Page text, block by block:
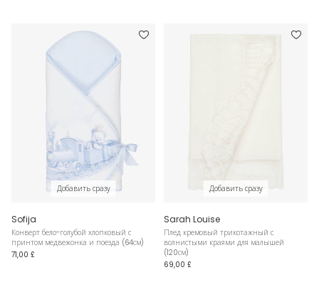
Добавить сразу
Sofija
Конверт бело-голубой хлопковый с
принтом медвежонка и поезда (64см)
71,00 £
Добавить сразу
Sarah Louise
Плед кремовый трикотажный с
волнистыми краями для малышей
(120см)
69,00 £